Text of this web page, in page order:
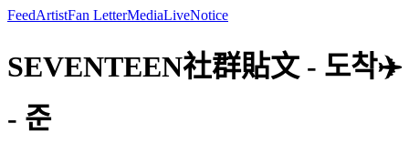
FeedArtistFan LetterMediaLiveNotice
SEVENTEEN社群貼文 - 도착✈️
- 준